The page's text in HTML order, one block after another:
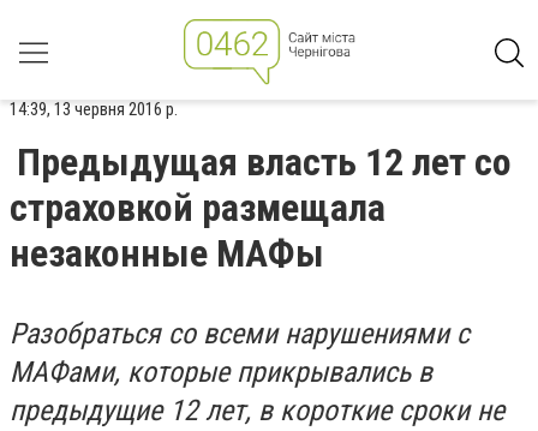
14:39, 13 червня 2016 р.
Предыдущая власть 12 лет со
страховкой размещала
незаконные МАФы
Разобраться со всеми нарушениями с
МАФами, которые прикрывались в
предыдущие 12 лет, в короткие сроки не